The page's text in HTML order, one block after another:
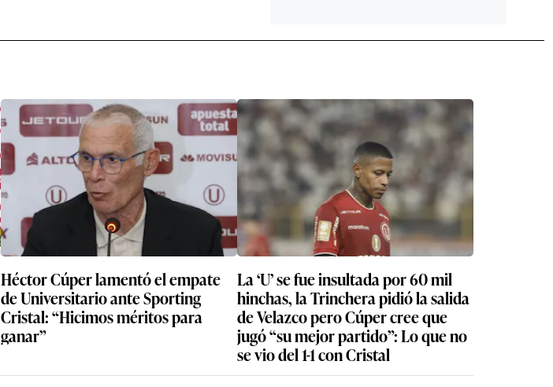
Héctor Cúper lamentó el empate
de Universitario ante Sporting
Cristal: “Hicimos méritos para
ganar”
La ‘U’ se fue insultada por 60 mil
hinchas, la Trinchera pidió la salida
de Velazco pero Cúper cree que
jugó “su mejor partido”: Lo que no
se vio del 1-1 con Cristal